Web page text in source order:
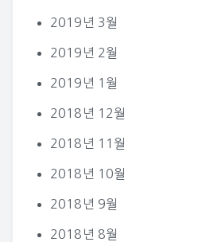
2019년 3월
2019년 2월
2019년 1월
2018년 12월
2018년 11월
2018년 10월
2018년 9월
2018년 8월